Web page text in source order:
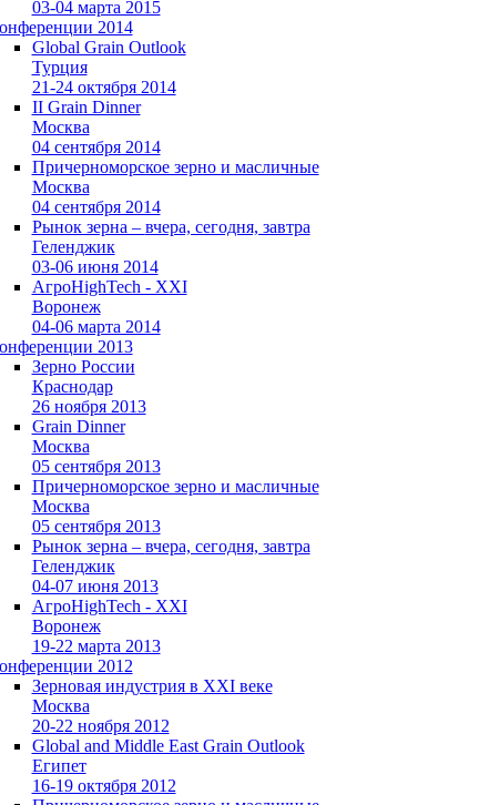
03-04 марта 2015
2014
Global Grain Outlook
Турция
21-24 октября 2014
II Grain Dinner
Москва
04 сентября 2014
Причерноморское зерно и масличные
Москва
04 сентября 2014
Рынок зерна – вчера, сегодня, завтра
Геленджик
03-06 июня 2014
АгроHighTech - XXI
Воронеж
04-06 марта 2014
2013
Зерно России
Краснодар
26 ноября 2013
Grain Dinner
Москва
05 сентября 2013
Причерноморское зерно и масличные
Москва
05 сентября 2013
Рынок зерна – вчера, сегодня, завтра
Геленджик
04-07 июня 2013
АгроHighTech - XXI
Воронеж
19-22 марта 2013
2012
Зерновая индустрия в XXI веке
Москва
20-22 ноября 2012
Global and Middle East Grain Outlook
Египет
16-19 октября 2012